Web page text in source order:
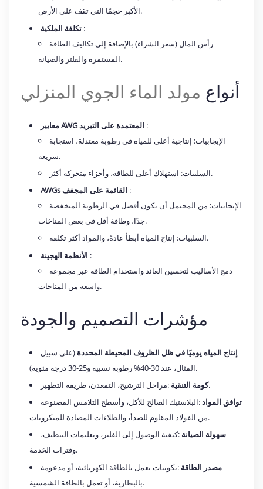
الأكبر حجمًا التي تقف على الأرض.
تكلفة الملكية :
رأس المال (سعر الشراء) بالإضافة إلى تكاليف الطاقة
المستمرة والفلتر والصيانة.
أنواع مولد الماء الجوي المنزلي
:
الإيجابيات: إنتاجية أعلى للمياه في رطوبة معتدلة، استجابة
سريعة.
السلبيات: استهلاك أعلى للطاقة، وأجزاء متحركة أكثر.
:
الإيجابيات: من المحتمل أن يكون أفضل في الرطوبة المنخفضة
جدًا، وطاقة أقل في بعض المناخات.
السلبيات: إنتاج المياه أبطأ عادةً، والمواد أكثر تكلفة.
:
دمج الأساليب لتحسين العائد واستخدام الطاقة عبر مجموعة
واسعة من المناخات.
مؤشرات التصميم والجودة
إنتاج المياه يوميًا في ظل الظروف المحيطة المحددة(على سبيل
المثال، عند 30-40% رطوبة نسبية و25-30 درجة مئوية).
كومة التنقية:مراحل الترشيح، التمعدن، طريقة التطهير.
توافق المواد:البلاستيك الصالح للأكل، وأسطح التلامس المصنوعة
من الفولاذ المقاوم للصدأ، والطلاءات المضادة للميكروبات.
سهولة الصيانة:كيفية الوصول إلى الفلتر، وتعليمات التنظيف،
وفترات الخدمة.
مصدر الطاقة:تكوينات تعمل بالطاقة الكهربائية، أو مدعومة
بالبطارية، أو تعمل بالطاقة الشمسية.